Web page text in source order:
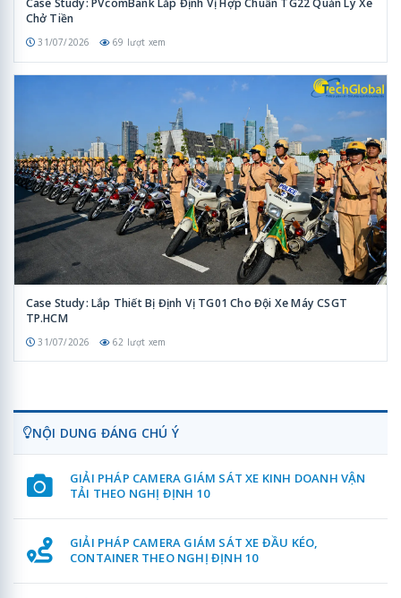
Case Study: PVcomBank Lắp Định Vị Hợp Chuẩn TG22 Quản Lý Xe
Chở Tiền
31/07/2026 69 lượt xem
Case Study: Lắp Thiết Bị Định Vị TG01 Cho Đội Xe Máy CSGT
TP.HCM
31/07/2026 62 lượt xem
NỘI DUNG ĐÁNG CHÚ Ý
GIẢI PHÁP CAMERA GIÁM SÁT XE KINH DOANH VẬN
TẢI THEO NGHỊ ĐỊNH 10
GIẢI PHÁP CAMERA GIÁM SÁT XE ĐẦU KÉO,
CONTAINER THEO NGHỊ ĐỊNH 10